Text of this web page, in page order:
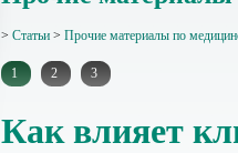
> Статьи > Прочие материалы по
1 2 3
Как влияет